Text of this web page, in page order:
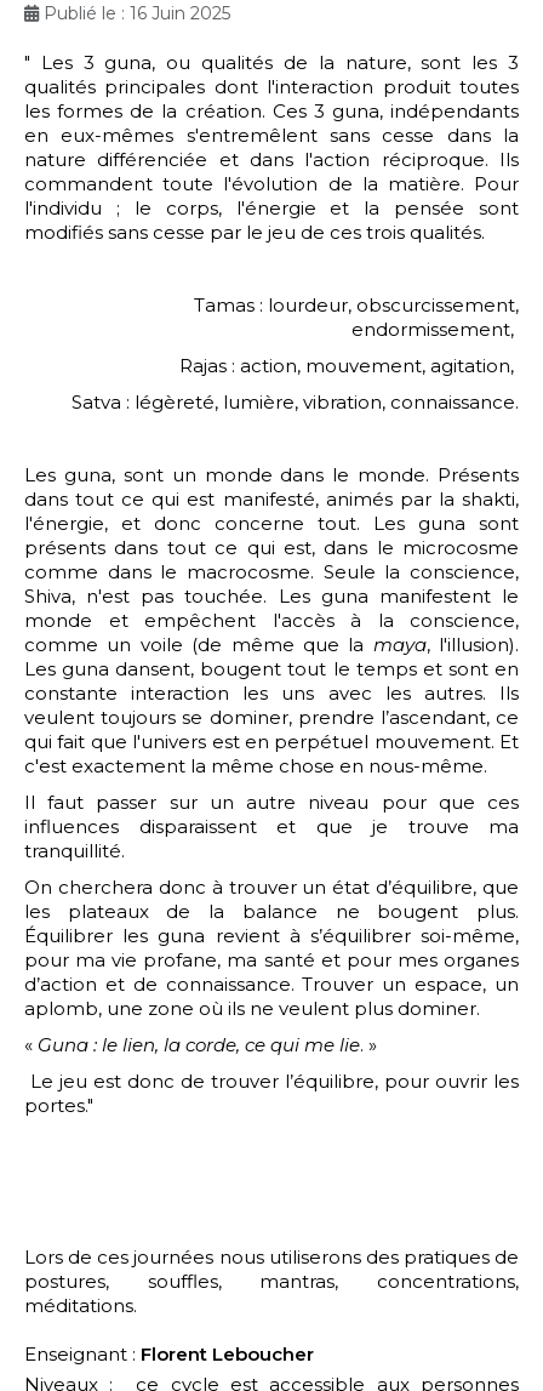
Publié le : 16 Juin 2025
" Les 3 guna, ou qualités de la nature, sont les 3
qualités principales dont l'interaction produit toutes
les formes de la création. Ces 3 guna, indépendants
en eux-mêmes s'entremêlent sans cesse dans la
nature différenciée et dans l'action réciproque. Ils
commandent toute l'évolution de la matière. Pour
l'individu ; le corps, l'énergie et la pensée sont
modifiés sans cesse par le jeu de ces trois qualités.
Tamas : lourdeur, obscurcissement,
endormissement,
Rajas : action, mouvement, agitation,
Satva : légèreté, lumière, vibration, connaissance.
Les guna, sont un monde dans le monde. Présents
dans tout ce qui est manifesté, animés par la shakti,
l'énergie, et donc concerne tout. Les guna sont
présents dans tout ce qui est, dans le microcosme
comme dans le macrocosme. Seule la conscience,
Shiva, n'est pas touchée. Les guna manifestent le
monde et empêchent l'accès à la conscience,
comme un voile (de même que la maya, l'illusion).
Les guna dansent, bougent tout le temps et sont en
constante interaction les uns avec les autres. Ils
veulent toujours se dominer, prendre l’ascendant, ce
qui fait que l'univers est en perpétuel mouvement. Et
c'est exactement la même chose en nous-même.
Il faut passer sur un autre niveau pour que ces
influences disparaissent et que je trouve ma
tranquillité.
On cherchera donc à trouver un état d’équilibre, que
les plateaux de la balance ne bougent plus.
Équilibrer les guna revient à s’équilibrer soi-même,
pour ma vie profane, ma santé et pour mes organes
d’action et de connaissance. Trouver un espace, un
aplomb, une zone où ils ne veulent plus dominer.
« Guna : le lien, la corde, ce qui me lie. »
Le jeu est donc de trouver l’équilibre, pour ouvrir les
portes."
Lors de ces journées nous utiliserons des pratiques de
postures, souffles, mantras, concentrations,
méditations.
Enseignant : Florent Leboucher
Niveaux : ce cycle est accessible aux personnes